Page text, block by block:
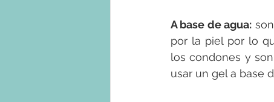
A base de agua:
por la piel por lo
los condones y
usar un gel a base